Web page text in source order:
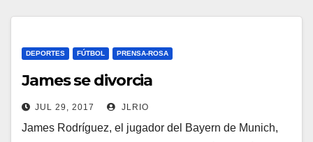
DEPORTES FÚTBOL PRENSA-ROSA
James se divorcia
JUL 29, 2017 JLRIO
James Rodríguez, el jugador del Bayern de Munich,